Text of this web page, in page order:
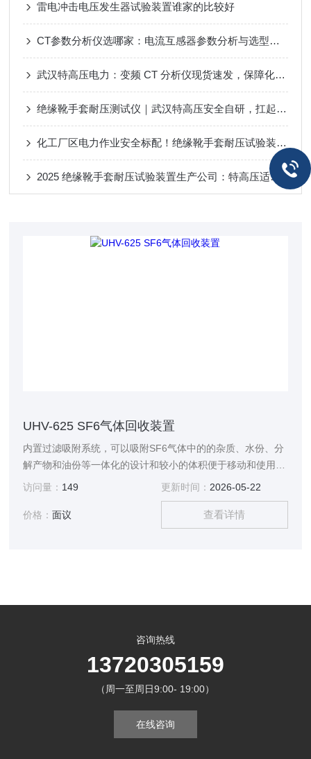
雷电冲击电压发生器试验装置谁家的比较好
CT参数分析仪选哪家：电流互感器参数分析与选型指南
武汉特高压电力：变频 CT 分析仪现货速发，保障化工电流互感器精准检测​
绝缘靴手套耐压测试仪｜武汉特高压安全自研，扛起国产大旗
化工厂区电力作业安全标配！绝缘靴手套耐压试验装置防范触电风险
2025 绝缘靴手套耐压试验装置生产公司：特高压适配化工场景 安全高效获信赖
UHV-625 SF6气体回收装置
内置过滤吸附系统，可以吸附SF6气体中的的杂质、水份、分
解产物和油份等一体化的设计和较小的体积便于移动和使用高
效的过滤免维护系统，极大保证了回收SF6气体的质量
访问量： 149 更新时间： 2026-05-22
价格：面议 查看详情
咨询热线
13720305159
（周一至周日9:00- 19:00）
在线咨询